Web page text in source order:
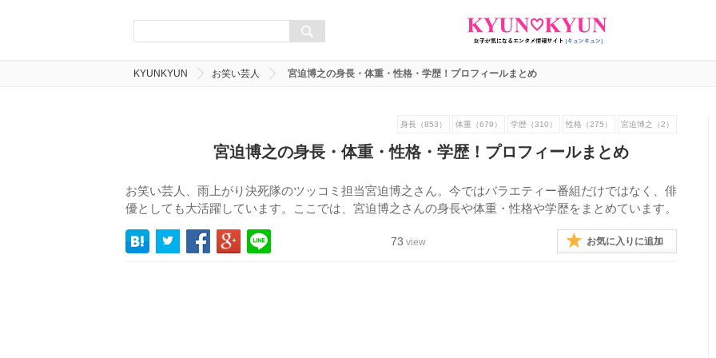
KYUNKYUN お笑い芸人 宮迫博之の身長・体重・性格・学歴！プロフィールまとめ
身長（853） 体重（679） 学歴（310） 性格（275） 宮迫博之（2）
宮迫博之の身長・体重・性格・学歴！プロフィールまとめ
お笑い芸人、雨上がり決死隊のツッコミ担当宮迫博之さん。今ではバラエティー番組だけではなく、俳
優としても大活躍しています。ここでは、宮迫博之さんの身長や体重・性格や学歴をまとめています。
73 view お気に入りに追加